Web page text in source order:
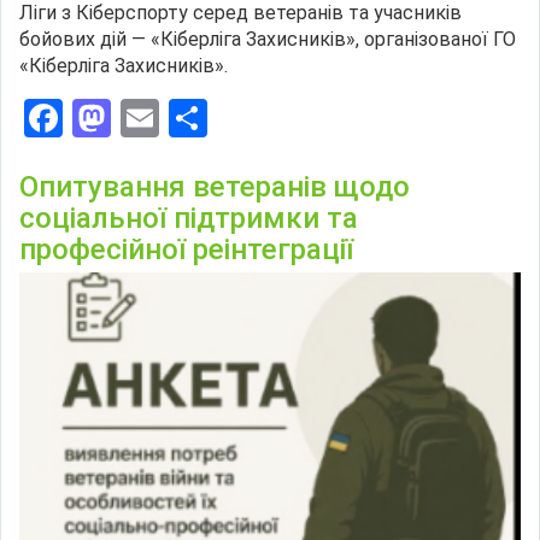
Ліги з Кіберспорту серед ветеранів та учасників
бойових дій — «Кіберліга Захисників», організованої ГО
«Кіберліга Захисників».
Facebook
Mastodon
Email
Опитування ветеранів щодо
соціальної підтримки та
професійної реінтеграції